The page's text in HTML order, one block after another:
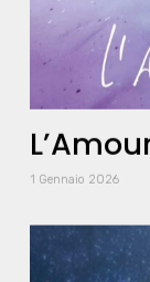
1 Gennaio 2026